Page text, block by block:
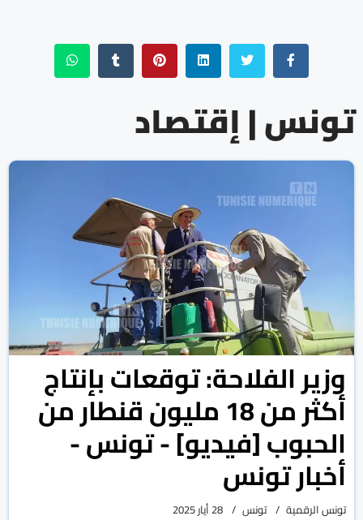
تونس | إقتصاد
وزير الفلاحة: توقعات بإنتاج
أكثر من 18 مليون قنطار من
الحبوب [فيديو] - تونس -
أخبار تونس
تونس الرقمية تونس 28 أيار 2025